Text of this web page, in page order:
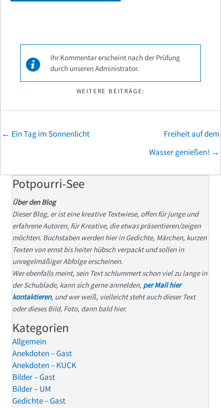
Ihr Kommentar erscheint nach der Prüfung
durch unseren Administrator.
WEITERE BEITRÄGE:
Posts
navigation
← Ein Tag im Sonnenlicht
Freiheit auf dem
Wasser genießen! →
Potpourri-See
Über den Blog
Dieser Blog, er ist eine kreative Textwiese, offen für junge und
erfahrene Autoren, für Kreative, die etwas präsentieren/zeigen
möchten. Buchstaben werden hier in Gedichte, Märchen, kurzen
Texten von ernst bis heiter hübsch verpackt und sollen in
unregelmäßiger Abfolge erscheinen.
Wer ebenfalls meint, sein Text schlummert schon viel zu lange in
der Schublade, kann sich gerne anmelden, per Mail hier
kontaktieren, und wer weiß, vielleicht steht auch dieser Text
oder dieses Bild, Foto, dann bald hier.
Kategorien
Allgemein
Anekdoten – Gast
Anekdoten – KUCK
Bilder – Gast
Bilder – UM
Gedichte – Gast